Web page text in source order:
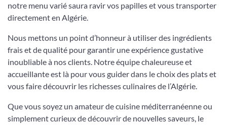
notre menu varié saura ravir vos papilles et vous transporter
directement en Algérie.
Nous mettons un point d’honneur à utiliser des ingrédients
frais et de qualité pour garantir une expérience gustative
inoubliable à nos clients. Notre équipe chaleureuse et
accueillante est là pour vous guider dans le choix des plats et
vous faire découvrir les richesses culinaires de l’Algérie.
Que vous soyez un amateur de cuisine méditerranéenne ou
simplement curieux de découvrir de nouvelles saveurs, le